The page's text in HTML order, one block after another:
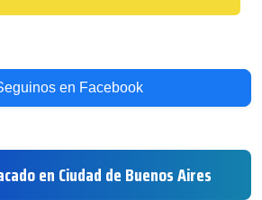
en Facebook
en Ciudad de Buenos Aires